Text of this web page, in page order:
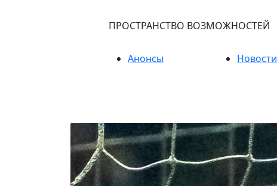
ПРОСТРАНСТВО ВОЗМОЖНОСТЕЙ
Анонсы Новости